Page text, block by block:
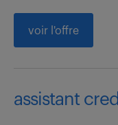
voir l'offre
assistant